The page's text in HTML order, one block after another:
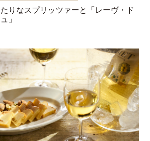
りなスプリッツァーと「レーヴ・ド
」